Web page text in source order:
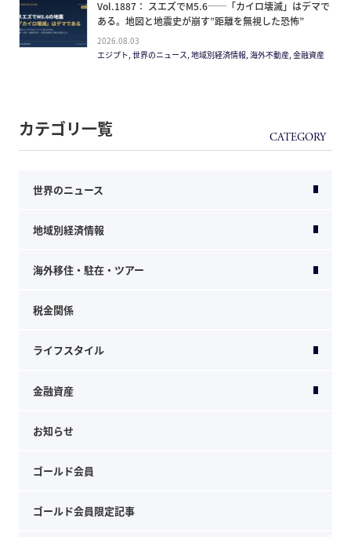
Vol.1887： スエズでM5.6──「カイロ壊滅」はデマで
ある。地図と地震史が崩す”距離を無視した恐怖”
2026.08.03
エジプト, 世界のニュース, 地域別経済情報, 海外不動産, 金融資産
カテゴリ一覧
世界のニュース
地域別経済情報
海外移住・駐在・ツアー
税金関係
ライフスタイル
金融資産
お知らせ
ゴールド会員
ゴールド会員限定記事